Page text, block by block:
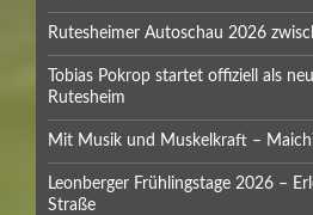
Rutesheimer Autoschau 2026
Tobias Pokrop startet offiziell als
Rutesheim
Mit Musik und Muskelkraft –
Leonberger Frühlingstage 2026 –
Straße